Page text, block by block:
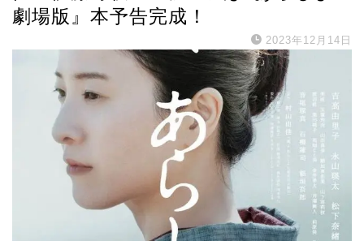
劇場版』本予告完成！
2023年12月14日